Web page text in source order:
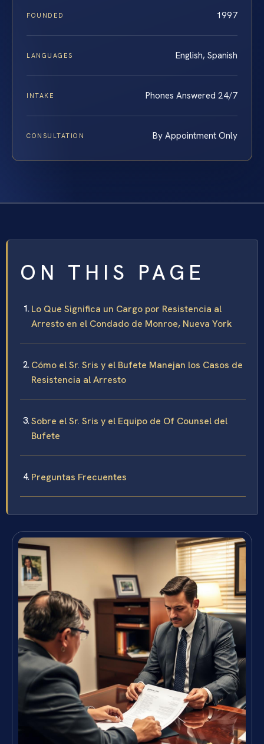
FOUNDED 1997
LANGUAGES English, Spanish
INTAKE Phones Answered 24/7
CONSULTATION By Appointment Only
ON THIS PAGE
Lo Que Significa un Cargo por Resistencia al
Arresto en el Condado de Monroe, Nueva York
Cómo el Sr. Sris y el Bufete Manejan los Casos de
Resistencia al Arresto
Sobre el Sr. Sris y el Equipo de Of Counsel del
Bufete
Preguntas Frecuentes